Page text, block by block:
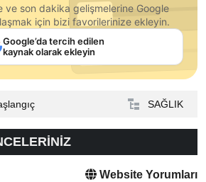
ve son dakika gelişmelerine Google
için bizi favorilerinize ekleyin.
Google’da tercih edilen
kaynak olarak ekleyin
SAĞLIK
Website Yorumları